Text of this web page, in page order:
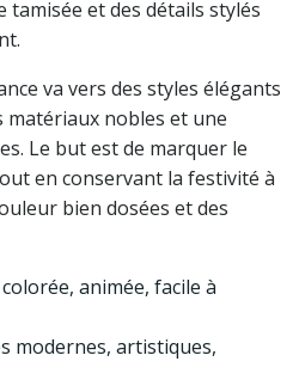
tamisée et des détails stylés
va vers des styles élégants
matériaux nobles et une
Le but est de marquer le
en conservant la festivité à
bien dosées et des
animée, facile à
modernes, artistiques,